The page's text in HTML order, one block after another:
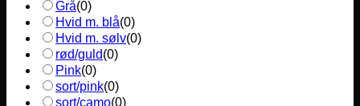
Grå(0)
Hvid m. blå(0)
Hvid m. sølv(0)
rød/guld(0)
Pink(0)
sort/pink(0)
sort/camo(0)